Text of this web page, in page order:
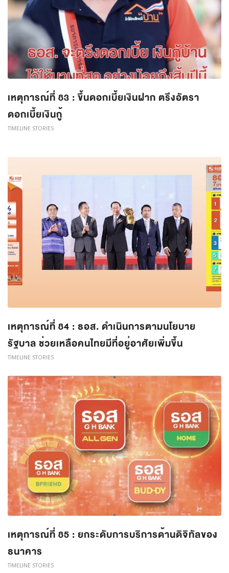
เหตุการณ์ที่ 83 : ขึ้นดอกเบี้ยเงินฝาก ตรึงอัตรา
ดอกเบี้ยเงินกู้
TIMELINE STORIES
เหตุการณ์ที่ 84 : ธอส. ดำเนินการตามนโยบาย
รัฐบาล ช่วยเหลือคนไทยมีที่อยู่อาศัยเพิ่มขึ้น
TIMELINE STORIES
เหตุการณ์ที่ 85 : ยกระดับการบริการด้านดิจิทัลของ
ธนาคาร
TIMELINE STORIES